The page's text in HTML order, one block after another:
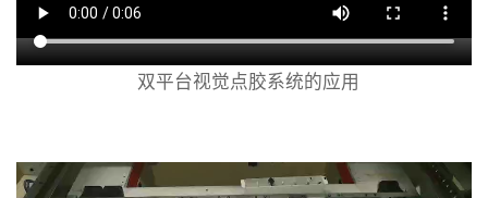
双平台视觉点胶系统的应用